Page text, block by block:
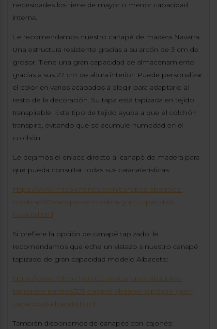
necesidades los tiene de mayor o menor capacidad
interna.
Le recomendamos nuestro canapé de madera Navarra.
Una estructura resistente gracias a su arcón de 3 cm de
grosor. Tiene una gran capacidad de almacenamiento
gracias a sus 27 cm de altura interior. Puede personalizar
el color en varios acabados a elegir para adaptarlo al
resto de la decoración. Su tapa está tapizada en tejido
transpirable. Este tipo de tejido ayuda a que el colchón
transpire, evitando que se acumule humedad en el
colchón.
Le dejamos el enlace directo al canapé de madera para
que pueda consultar todas sus caracaterísticas:
https://www.milcolchones.com/canapes-abatibles-
madera/467-canape-de-madera-gran-capacidad-
navarra.html
Si prefiere la opción de canapé tapizado, le
recomendamos que eche un vistazo a nuestro canapé
tapizado de gran capacidad modelo Albacete:
https://www.milcolchones.com/canapes-abatibles-
tapizados-baratos/221-canape-abatible-tapizado-gran-
capacidad-albacete.html
También disponemos de canapés con cajones: